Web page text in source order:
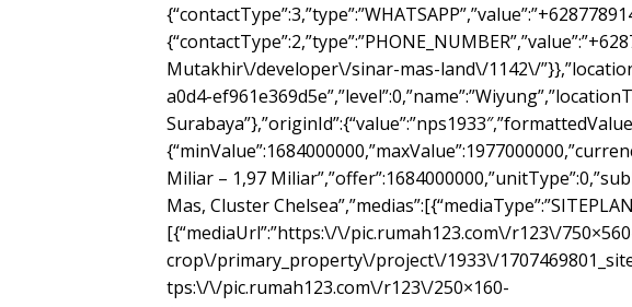
Mutakhir\/developer\/sinar-mas-land\/1142\/
a0d4-
Miliar – 1,97
Mas, Cluster
[{“mediaUrl”:”https:\/\/pic.rumah123.com\/r123\/
crop\/primary_property\/project\/1933\/
tps:\/\/pic.rumah123.com\/r123\/250×160-